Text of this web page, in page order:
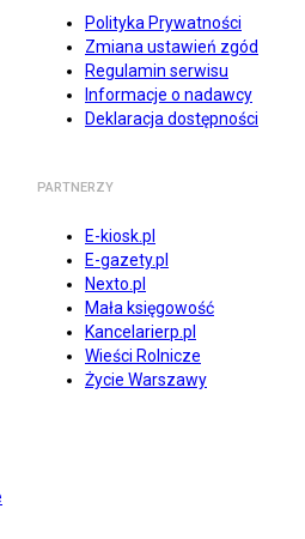
Polityka Prywatności
Zmiana ustawień zgód
Regulamin serwisu
Informacje o nadawcy
Deklaracja dostępności
PARTNERZY
E-kiosk.pl
E-gazety.pl
Nexto.pl
Mała księgowość
Kancelarierp.pl
Wieści Rolnicze
Życie Warszawy